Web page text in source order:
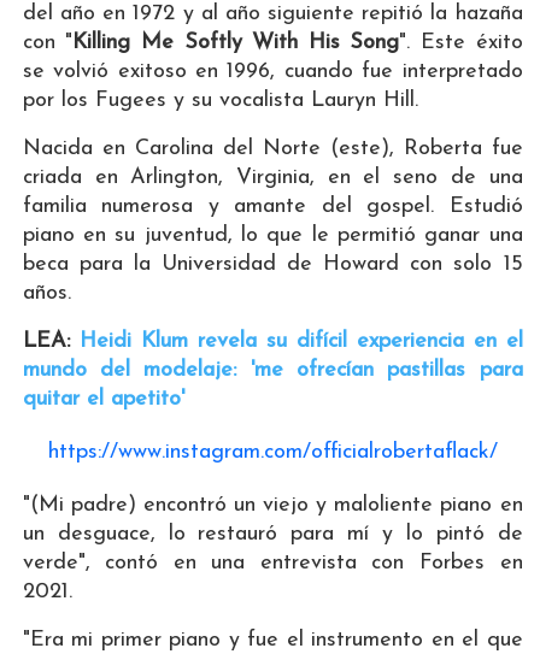
del año en 1972 y al año siguiente repitió la hazaña
con " Killing Me Softly With His Song". Este éxito
se volvió exitoso en 1996, cuando fue interpretado
por los Fugees y su vocalista Lauryn Hill.
Nacida en Carolina del Norte (este), Roberta fue
criada en Arlington, Virginia, en el seno de una
familia numerosa y amante del gospel. Estudió
piano en su juventud, lo que le permitió ganar una
beca para la Universidad de Howard con solo 15
años.
LEA:
Heidi Klum revela su difícil experiencia en el
mundo del modelaje: 'me ofrecían pastillas para
quitar el apetito'
https://www.instagram.com/officialrobertaflack/
"(Mi padre) encontró un viejo y maloliente piano en
un desguace, lo restauró para mí y lo pintó de
verde", contó en una entrevista con Forbes en
2021.
"Era mi primer piano y fue el instrumento en el que